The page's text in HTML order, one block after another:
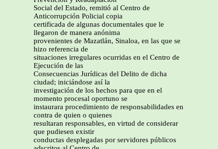
Social del Estado, remitió al Centro de
Anticorrupción Policial copia
certificada de algunas documentales que le
llegaron de manera anónima
provenientes de Mazatlán, Sinaloa, en las que se
hizo referencia de
situaciones irregulares ocurridas en el Centro de
Ejecución de las
Consecuencias Jurídicas del Delito de dicha
ciudad; iniciándose así la
investigación de los hechos para que en el
momento procesal oportuno se
instaurara procedimiento de responsabilidades en
contra de quien o quienes
resultaran responsables, en virtud de considerar
que pudiesen existir
conductas desplegadas por servidores públicos